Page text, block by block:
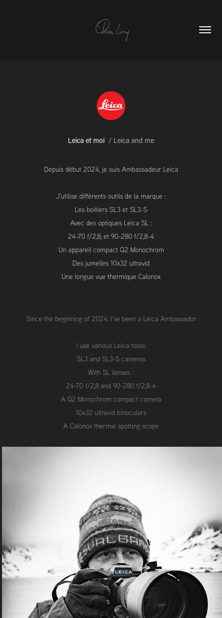
Leica et moi / Leica and me
Depuis début 2024, je suis Ambassadeur Leica
J'utilise différents outils de la marque :
Les boitiers SL3 et SL3-S
Avec des optiques Leica SL :
24-70 f/2,8, et 90-280 f/2,8-4
Un appareil compact Q2 Monochrom
Des jumelles 10x32 ultravid
Une longue vue thermique Calonox
Since the beginning of 2024, I've been a Leica Ambassador
I use various Leica tools:
SL3 and SL3-S cameras
With SL lenses :
24-70 f/2,8 and 90-280 f/2,8-4
A Q2 Monochrom compact camera
10x32 ultravid binoculars
A Calonox thermal spotting scope